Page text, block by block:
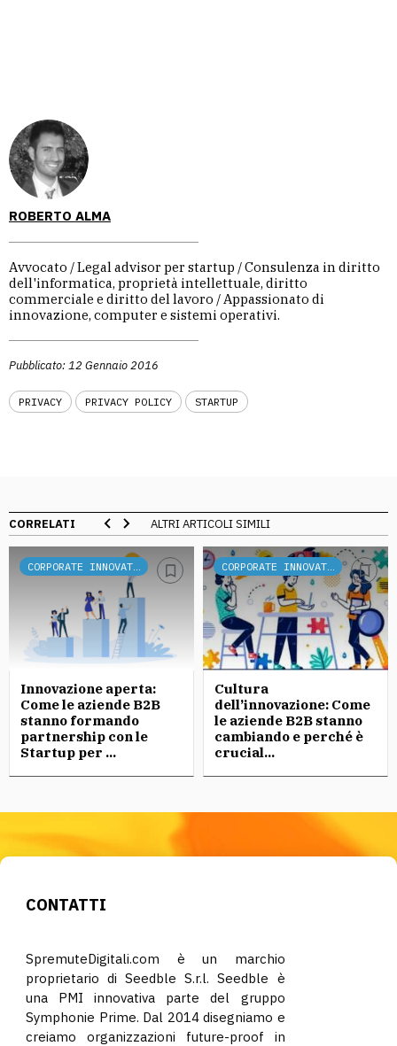
ROBERTO ALMA
Avvocato / Legal advisor per startup / Consulenza in diritto
dell'informatica, proprietà intellettuale, diritto
commerciale e diritto del lavoro / Appassionato di
innovazione, computer e sistemi operativi.
Pubblicato: 12 Gennaio 2016
PRIVACY PRIVACY POLICY STARTUP
CORRELATI ALTRI ARTICOLI SIMILI
CORPORATE INNOVATION
Innovazione aperta:
Come le aziende B2B
stanno formando
partnership con le
Startup per ...
CORPORATE INNOVATION
Cultura
dell’innovazione: Come
le aziende B2B stanno
cambiando e perché è
crucial...
CONTATTI
SpremuteDigitali.com è un marchio
proprietario di Seedble S.r.l. Seedble è
una PMI innovativa parte del gruppo
Symphonie Prime. Dal 2014 disegniamo e
creiamo organizzazioni future-proof in